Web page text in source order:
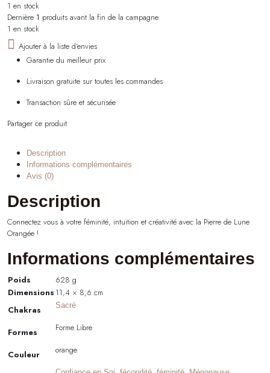
1 en stock
Dernière 1 produits avant la fin de la campagne.
1 en stock
Ajouter à la liste d'envies
Garantie du meilleur prix
Livraison gratuite sur toutes les commandes
Transaction sûre et sécurisée
Partager ce produit:
Description
Informations complémentaires
Avis (0)
Description
Connectez vous à votre féminité, intuition et créativité avec la Pierre de Lune
Orangée !
Informations complémentaires
Poids
628 g
Dimensions 11,4 × 8,6 cm
Chakras
Sacré
Formes Forme Libre
Couleur orange